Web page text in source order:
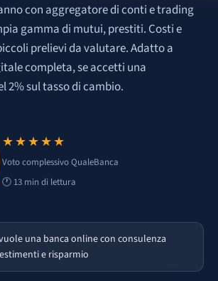
con aggregatore di conti e trading
gamma di mutui, prestiti. Costi e
prelievi da valutare. Adatto a
completa, se accetti una
2% sul tasso di cambio.
★★★★★
Voto 4 su 5
Voto complessivo QualeBanca
🕐 13 min di lettura
una banca online con consulenza
e risparmio